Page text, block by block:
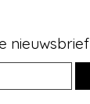
nieuwsbrief